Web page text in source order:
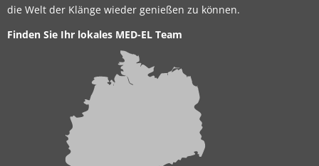
die Welt der Klänge wieder genießen zu können.
Finden Sie Ihr lokales MED-EL Team